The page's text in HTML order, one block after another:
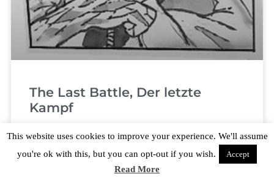
The Last Battle, Der letzte
Kampf
The talk is over. This is life or death. The crystals
have formed in the mind of Max. It gives him
supernatural mental powers.
This website uses cookies to improve your experience. We'll assume
you're ok with this, but you can opt-out if you wish.
Accept
Read More